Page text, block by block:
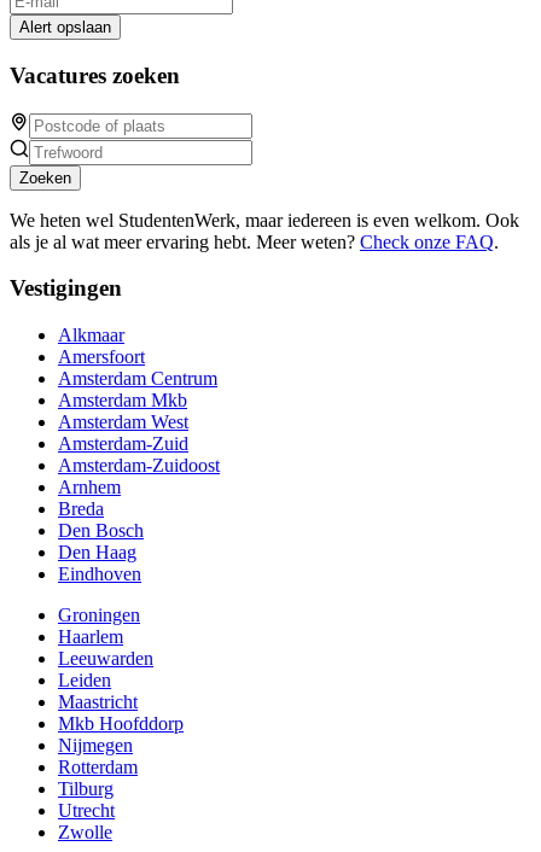
Alert opslaan
Vacatures zoeken
Zoeken
We heten wel StudentenWerk, maar iedereen is even welkom. Ook
als je al wat meer ervaring hebt. Meer weten? Check onze FAQ.
Vestigingen
Alkmaar
Amersfoort
Amsterdam Centrum
Amsterdam Mkb
Amsterdam West
Amsterdam-Zuid
Amsterdam-Zuidoost
Arnhem
Breda
Den Bosch
Den Haag
Eindhoven
Groningen
Haarlem
Leeuwarden
Leiden
Maastricht
Mkb Hoofddorp
Nijmegen
Rotterdam
Tilburg
Utrecht
Zwolle